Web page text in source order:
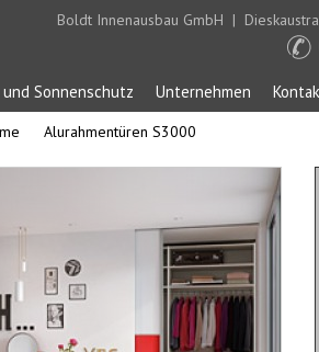
Boldt Innenausbau GmbH |
Sonnenschutz Unternehmen
Alurahmentüren S3000